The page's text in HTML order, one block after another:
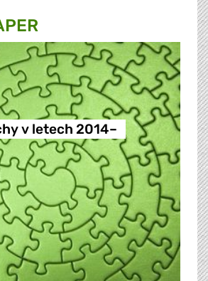
v letech 2014–